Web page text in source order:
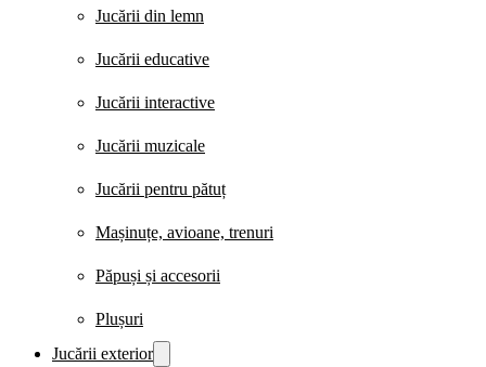
Jucării din lemn
Jucării educative
Jucării interactive
Jucării muzicale
Jucării pentru pătuț
Mașinuțe, avioane, trenuri
Păpuși și accesorii
Plușuri
Jucării exterior